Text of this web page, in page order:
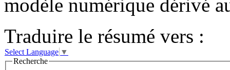
modèle numérique dérivé
Traduire le résumé vers :
Select Language ▼
Recherche